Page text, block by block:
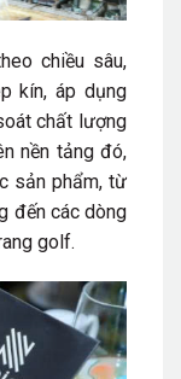
chiều sâu,
kín, áp dụng
chất lượng
nền tảng đó,
sản phẩm, từ
đến các dòng
golf.